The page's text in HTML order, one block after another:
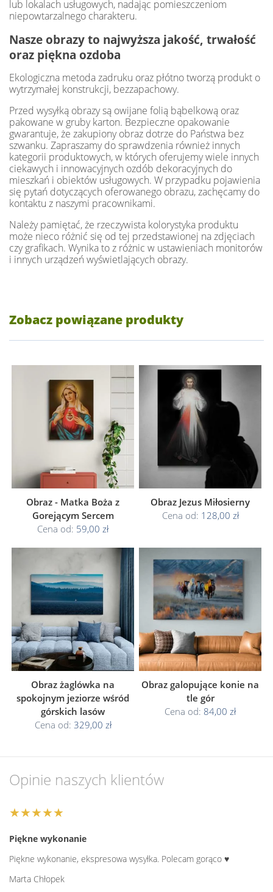
lub lokalach usługowych, nadając pomieszczeniom
niepowtarzalnego charakteru.
Nasze obrazy to najwyższa jakość, trwałość
oraz piękna ozdoba
Ekologiczna metoda zadruku oraz płótno tworzą produkt o
wytrzymałej konstrukcji, bezzapachowy.
Przed wysyłką obrazy są owijane folią bąbelkową oraz
pakowane w gruby karton. Bezpieczne opakowanie
gwarantuje, że zakupiony obraz dotrze do Państwa bez
szwanku. Zapraszamy do sprawdzenia również innych
kategorii produktowych, w których oferujemy wiele innych
ciekawych i innowacyjnych ozdób dekoracyjnych do
mieszkań i obiektów usługowych. W przypadku pojawienia
się pytań dotyczących oferowanego obrazu, zachęcamy do
kontaktu z naszymi pracownikami.
Należy pamiętać, że rzeczywista kolorystyka produktu
może nieco różnić się od tej przedstawionej na zdjęciach
czy grafikach. Wynika to z różnic w ustawieniach monitorów
i innych urządzeń wyświetlających obrazy.
Zobacz powiązane produkty
Obraz - Matka Boża z
Gorejącym Sercem
Cena od: 59,00 zł
Obraz Jezus Miłosierny
Cena od: 128,00 zł
Obraz żaglówka na
spokojnym jeziorze wśród
górskich lasów
Cena od: 329,00 zł
Obraz galopujące konie na
tle gór
Cena od: 84,00 zł
Opinie naszych klientów
★★★★★
Piękne wykonanie
Piękne wykonanie, ekspresowa wysyłka. Polecam gorąco ♥️
Marta Chłopek